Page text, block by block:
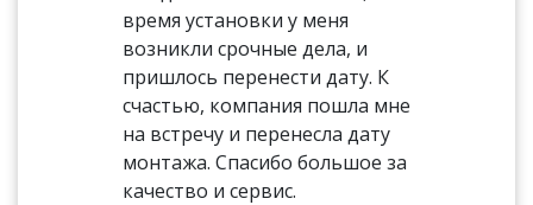
время установки у меня
возникли срочные дела, и
пришлось перенести дату. К
счастью, компания пошла мне
на встречу и перенесла дату
монтажа. Спасибо большое за
качество и сервис.